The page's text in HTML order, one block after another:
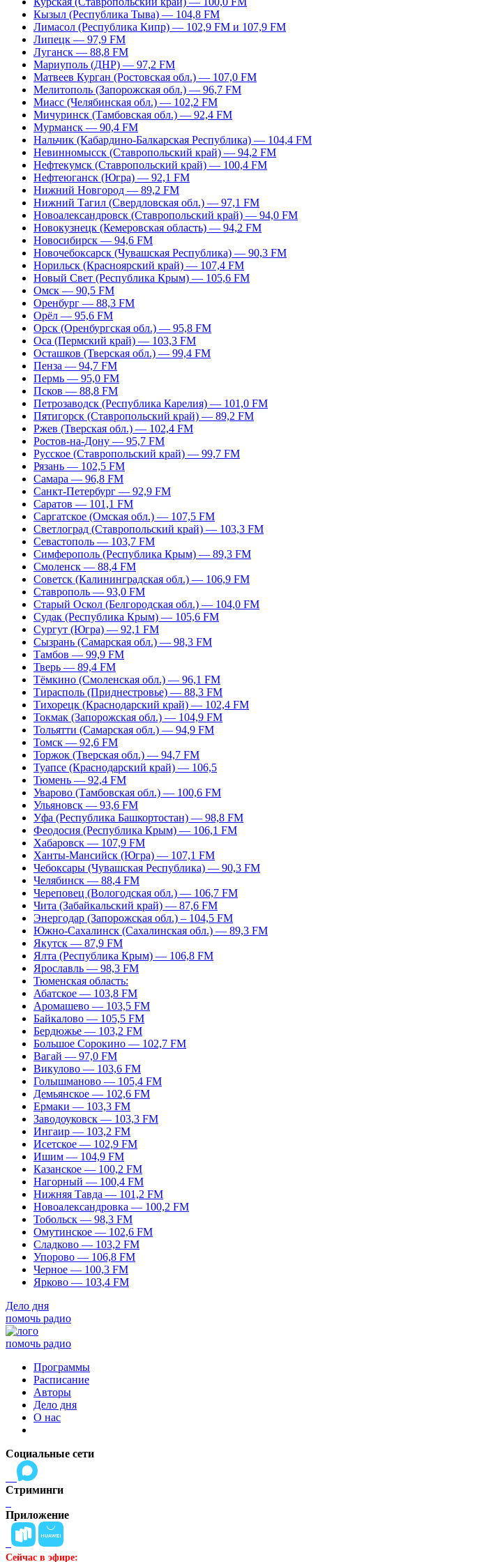
Кызыл (Республика Тыва) — 104,8 FM
Лимасол (Республика Кипр) — 102,9 FM и 107,9 FM
Липецк — 97,9 FM
Луганск — 88,8 FM
Мариуполь (ДНР) — 97,2 FM
Матвеев Курган (Ростовская обл.) — 107,0 FM
Мелитополь (Запорожская обл.) — 96,7 FM
Миасс (Челябинская обл.) — 102,2 FM
Мичуринск (Тамбовская обл.) — 92,4 FM
Мурманск — 90,4 FM
Нальчик (Кабардино-Балкарская Республика) — 104,4 FM
Невинномысск (Ставропольский край) — 94,2 FM
Нефтекумск (Ставропольский край) — 100,4 FM
Нефтеюганск (Югра) — 92,1 FM
Нижний Новгород — 89,2 FM
Нижний Тагил (Свердловская обл.) — 97,1 FM
Новоалександровск (Ставропольский край) — 94,0 FM
Новокузнецк (Кемеровская область) — 94,2 FM
Новосибирск — 94,6 FM
Новочебоксарск (Чувашская Республика) — 90,3 FM
Норильск (Красноярский край) — 107,4 FM
Новый Свет (Республика Крым) — 105,6 FM
Омск — 90,5 FM
Оренбург — 88,3 FM
Орёл — 95,6 FM
Орск (Оренбургская обл.) — 95,8 FM
Оса (Пермский край) — 103,3 FM
Осташков (Тверская обл.) — 99,4 FM
Пенза — 94,7 FM
Пермь — 95,0 FM
Псков — 88,8 FM
Петрозаводск (Республика Карелия) — 101,0 FM
Пятигорск (Ставропольский край) — 89,2 FM
Ржев (Тверская обл.) — 102,4 FM
Ростов-на-Дону — 95,7 FM
Русское (Ставропольский край) — 99,7 FM
Рязань — 102,5 FM
Самара — 96,8 FM
Санкт-Петербург — 92,9 FM
Саратов — 101,1 FM
Саргатское (Омская обл.) — 107,5 FM
Светлоград (Ставропольский край) — 103,3 FM
Севастополь — 103,7 FM
Симферополь (Республика Крым) — 89,3 FM
Смоленск — 88,4 FM
Советск (Калининградская обл.) — 106,9 FM
Ставрополь — 93,0 FM
Старый Оскол (Белгородская обл.) — 104,0 FM
Судак (Республика Крым) — 105,6 FM
Сургут (Югра) — 92,1 FM
Сызрань (Самарская обл.) — 98,3 FM
Тамбов — 99,9 FM
Тверь — 89,4 FM
Тёмкино (Смоленская обл.) — 96,1 FM
Тирасполь (Приднестровье) — 88,3 FM
Тихорецк (Краснодарский край) — 102,4 FM
Токмак (Запорожская обл.) — 104,9 FM
Тольятти (Самарская обл.) — 94,9 FM
Томск — 92,6 FM
Торжок (Тверская обл.) — 94,7 FM
Туапсе (Краснодарский край) — 106,5
Тюмень — 92,4 FM
Уварово (Тамбовская обл.) — 100,6 FM
Ульяновск — 93,6 FM
Уфа (Республика Башкортостан) — 98,8 FM
Феодосия (Республика Крым) — 106,1 FM
Хабаровск — 107,9 FM
Ханты-Мансийск (Югра) — 107,1 FM
Чебоксары (Чувашская Республика) — 90,3 FM
Челябинск — 88,4 FM
Череповец (Вологодская обл.) — 106,7 FM
Чита (Забайкальский край) — 87,6 FM
Энергодар (Запорожская обл.) – 104,5 FM
Южно-Сахалинск (Сахалинская обл.) — 89,3 FM
Якутск — 87,9 FM
Ялта (Республика Крым) — 106,8 FM
Ярославль — 98,3 FM
Тюменская область:
Абатское — 103,8 FM
Аромашево — 103,5 FM
Байкалово — 105,5 FM
Бердюжье — 103,2 FM
Большое Сорокино — 102,7 FM
Вагай — 97,0 FM
Викулово — 103,6 FM
Голышманово — 105,4 FM
Демьянское — 102,6 FM
Ермаки — 103,3 FM
Заводоуковск — 103,3 FM
Ингаир — 103,2 FM
Исетское — 102,9 FM
Ишим — 104,9 FM
Казанское — 100,2 FM
Нагорный — 100,4 FM
Нижняя Тавда — 101,2 FM
Новоалександровка — 100,2 FM
Тобольск — 98,3 FM
Омутинское — 102,6 FM
Сладково — 103,2 FM
Упорово — 106,8 FM
Черное — 100,3 FM
Ярково — 103,4 FM
Дело дня
помочь радио
помочь радио
Программы
Расписание
Авторы
Дело дня
О нас
Социальные сети
Стриминги
Приложение
Сейчас в эфире: